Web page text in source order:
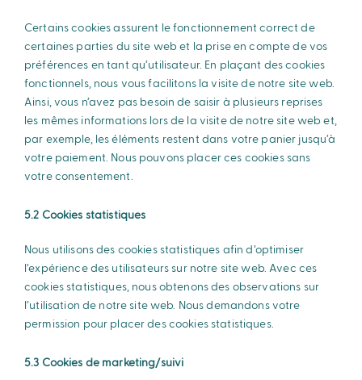
Certains cookies assurent le fonctionnement correct de
certaines parties du site web et la prise en compte de vos
préférences en tant qu’utilisateur. En plaçant des cookies
fonctionnels, nous vous facilitons la visite de notre site web.
Ainsi, vous n’avez pas besoin de saisir à plusieurs reprises
les mêmes informations lors de la visite de notre site web et,
par exemple, les éléments restent dans votre panier jusqu’à
votre paiement. Nous pouvons placer ces cookies sans
votre consentement.
5.2 Cookies statistiques
Nous utilisons des cookies statistiques afin d’optimiser
l’expérience des utilisateurs sur notre site web. Avec ces
cookies statistiques, nous obtenons des observations sur
l’utilisation de notre site web. Nous demandons votre
permission pour placer des cookies statistiques.
5.3 Cookies de marketing/suivi